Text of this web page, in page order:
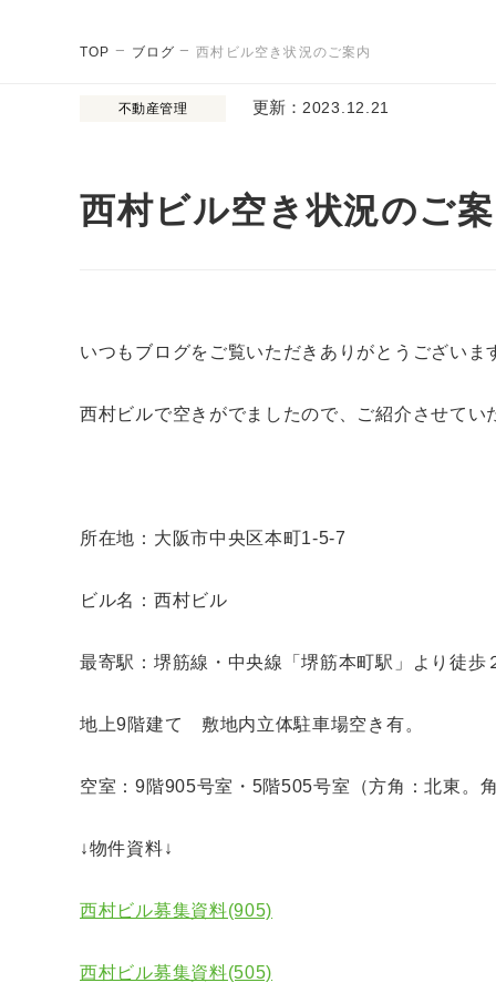
TOP ブログ 西村ビル空き状況のご案内
西村ビル空き状況のご
不動産管理 更新： 2023.12.21
いつもブログをご覧いただきありがとうございま
西村ビルで空きがでましたので、ご紹介させてい
所在地：大阪市中央区本町1-5-7
ビル名：西村ビル
最寄駅：堺筋線・中央線「堺筋本町駅」より徒
地上9階建て 敷地内立体駐車場空き有。
空室：9階905号室・5階505号室（方角：北東。角
↓物件資料↓
西村ビル募集資料(905)
西村ビル募集資料(505)